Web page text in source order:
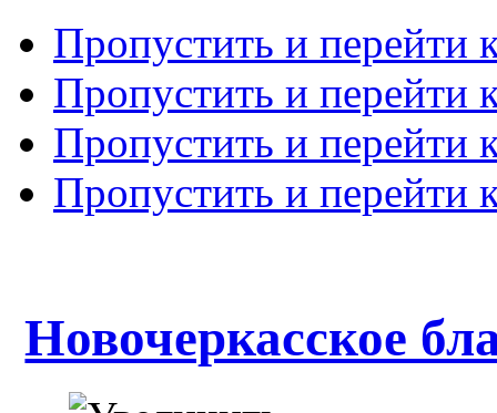
Пропустить и перейти
Пропустить и перейти
Пропустить и перейти
Пропустить и перейти
Новочеркасское